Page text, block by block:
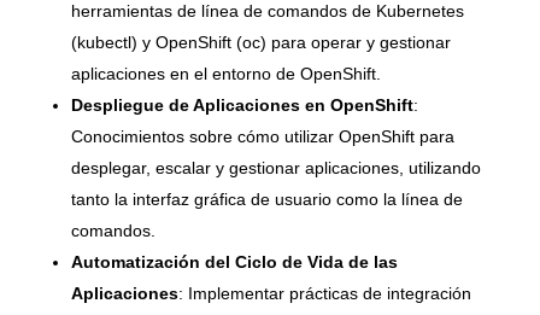
herramientas de línea de comandos de Kubernetes
(kubectl) y OpenShift (oc) para operar y gestionar
aplicaciones en el entorno de OpenShift.
Despliegue de Aplicaciones en OpenShift:
Conocimientos sobre cómo utilizar OpenShift para
desplegar, escalar y gestionar aplicaciones, utilizando
tanto la interfaz gráfica de usuario como la línea de
comandos.
Automatización del Ciclo de Vida de las
Aplicaciones: Implementar prácticas de integración